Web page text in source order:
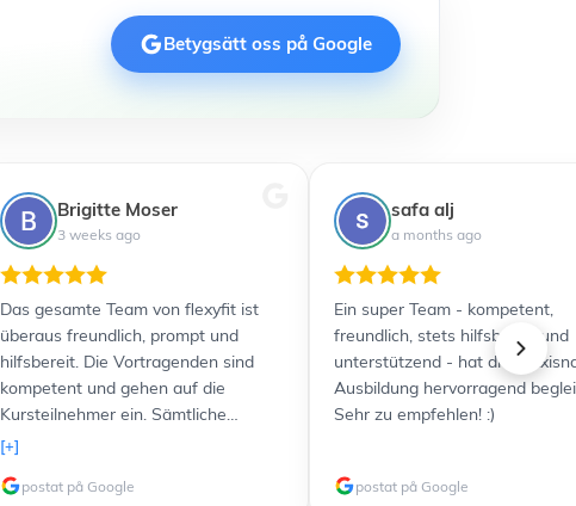
Betygsätt oss på Google
Brigitte Moser
3 weeks ago
Das gesamte Team von flexyfit ist
überaus freundlich, prompt und
hilfsbereit. Die Vortragenden sind
kompetent und gehen auf die
Kursteilnehmer ein. Sämtliche
Lernunterlagen wurden übersichtlich
Verfügung gestellt. Durch die
[+]
postat på Google
safa alj
a months ago
Ein super Team - kompetent,
freundlich, stets hilfsbereit und
unterstützend - hat die
Ausbildung hervorragend
Sehr zu empfehlen! :)
postat på Google